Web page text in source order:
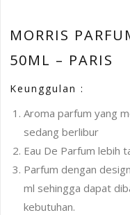
MORRIS
50ML – PARIS
Keunggulan :
Aroma parfum yang
sedang berlibur
Eau De Parfum lebih
Parfum dengan
ml sehingga dapat
kebutuhan.